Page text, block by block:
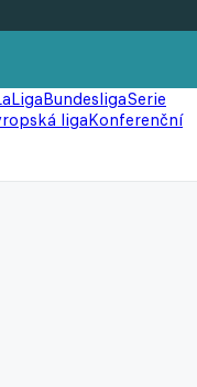
BundesligaSerie
ligaKonferenční